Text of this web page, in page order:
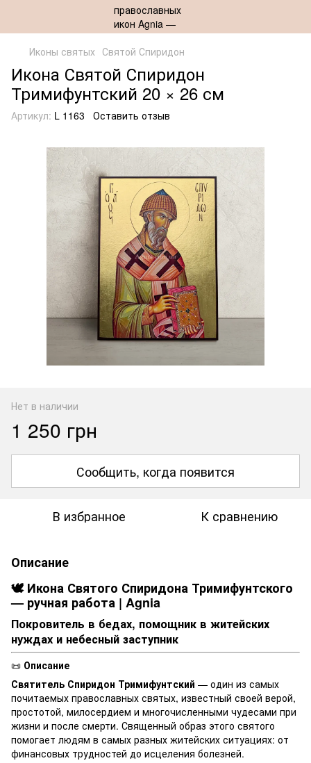
Иконы святых Святой Спиридон
Икона Святой Спиридон
Тримифунтский 20 × 26 см
Артикул: L 1163 Оставить отзыв
Нет в наличии
1 250 грн
Сообщить, когда появится
В избранное К сравнению
Описание
🕊 Икона Святого Спиридона Тримифунтского
— ручная работа | Agnia
Покровитель в бедах, помощник в житейских
нуждах и небесный заступник
📜 Описание
Святитель Спиридон Тримифунтский — один из самых
почитаемых православных святых, известный своей верой,
простотой, милосердием и многочисленными чудесами при
жизни и после смерти. Священный образ этого святого
помогает людям в самых разных житейских ситуациях: от
финансовых трудностей до исцеления болезней.